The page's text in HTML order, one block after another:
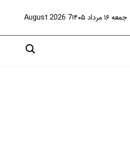
جمعه ۱۶ مرداد ۱۴۰۵ 7 August 2026